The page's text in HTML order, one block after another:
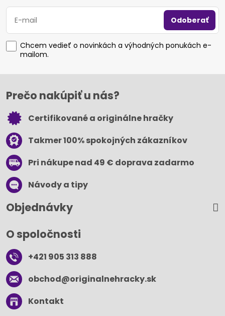
Odoberať
Chcem vedieť o novinkách a výhodných ponukách e-
mailom.
Prečo nakúpiť u nás?
Certifikované a originálne hračky
Takmer 100% spokojných zákazníkov
Pri nákupe nad 49 € doprava zadarmo
Návody a tipy
Objednávky
O spoločnosti
+421 905 313 888
obchod​@originalnehracky​.sk
Kontakt